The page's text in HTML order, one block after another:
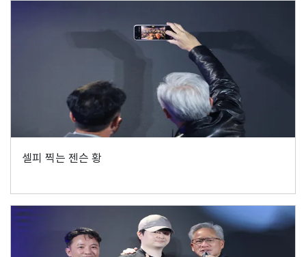
셀피 찍는 젠슨 황